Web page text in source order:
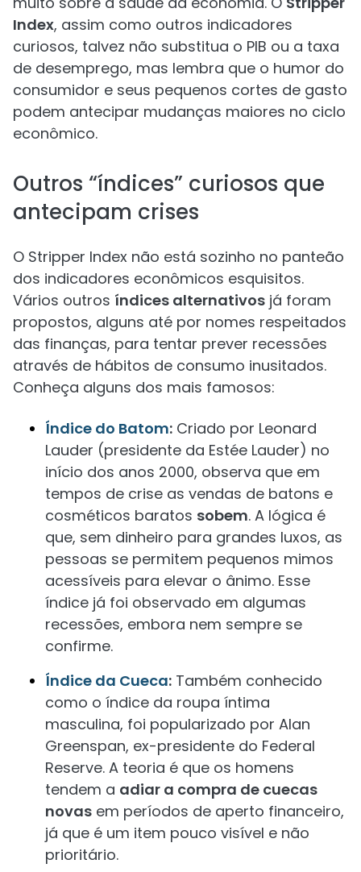
Index, assim como outros indicadores
curiosos, talvez não substitua o PIB ou a taxa
de desemprego, mas lembra que o humor do
consumidor e seus pequenos cortes de gasto
podem antecipar mudanças maiores no ciclo
econômico.
Outros “índices” curiosos que
antecipam crises
O Stripper Index não está sozinho no panteão
dos indicadores econômicos esquisitos.
Vários outros índices alternativos já foram
propostos, alguns até por nomes respeitados
das finanças, para tentar prever recessões
através de hábitos de consumo inusitados.
Conheça alguns dos mais famosos:
Índice do Batom: Criado por Leonard
Lauder (presidente da Estée Lauder) no
início dos anos 2000, observa que em
tempos de crise as vendas de batons e
cosméticos baratos sobem. A lógica é
que, sem dinheiro para grandes luxos, as
pessoas se permitem pequenos mimos
acessíveis para elevar o ânimo. Esse
índice já foi observado em algumas
recessões, embora nem sempre se
confirme.
Índice da Cueca: Também conhecido
como o índice da roupa íntima
masculina, foi popularizado por Alan
Greenspan, ex-presidente do Federal
Reserve. A teoria é que os homens
tendem a adiar a compra de cuecas
novas em períodos de aperto financeiro,
já que é um item pouco visível e não
prioritário.